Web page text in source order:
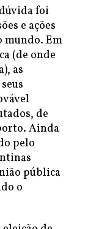
foi
e ações
mundo. Em
(de onde
as
de
Ainda
pelo
pública
o